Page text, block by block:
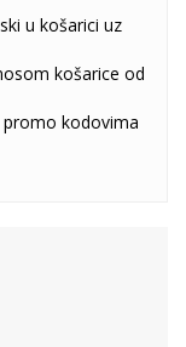
u košarici uz
košarice od
kodovima